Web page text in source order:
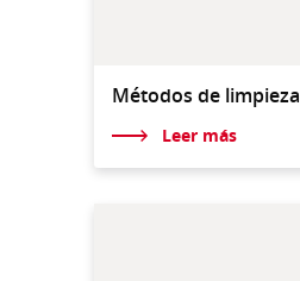
Métodos de limpieza
Leer más